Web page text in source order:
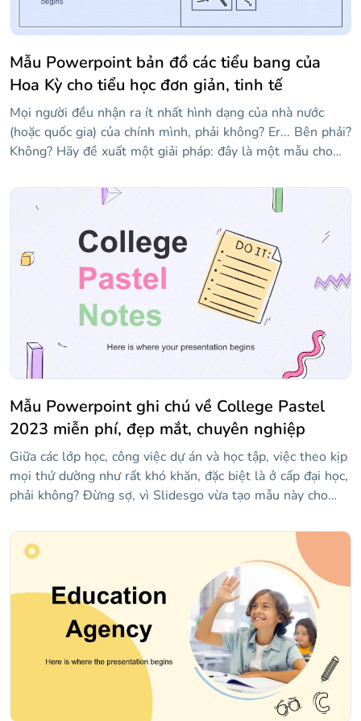
Mẫu Powerpoint bản đồ các tiểu bang của
Hoa Kỳ cho tiểu học đơn giản, tinh tế
Mọi người đều nhận ra ít nhất hình dạng của nhà nước
(hoặc quốc gia) của chính mình, phải không? Er... Bên phải?
Không? Hãy đề xuất một giải pháp: đây là một mẫu cho
giảng dạy tất cả 50 tiểu bang của Hoa Kỳ. Nó có nhiều bản
đồ của các tiểu bang khác nhau! Vì chúng tôi đã sử dụng
tông màu xanh lam, mọi thứ đều ổn, êm dịu, nhẹ nhàng...
Này, hãy thức dậy, chúng ta đang ở giữa lớp! Nếu bạn thấy
một số trạng thái bị thiếu, hãy kiểm tra các trang trình bày
ở cuối mẫu, nơi bạn sẽ tìm thấy các liên kết đến phần còn
lại của chúng!
Mẫu Powerpoint ghi chú về College Pastel
2023 miễn phí, đẹp mắt, chuyên nghiệp
Giữa các lớp học, công việc dự án và học tập, việc theo kịp
mọi thứ dường như rất khó khăn, đặc biệt là ở cấp đại học,
phải không? Đừng sợ, vì Slidesgo vừa tạo mẫu này cho
pastel tươi sáng và nhiều hình minh họa giống như hình
vẽ nguệch ngoạc — một nét thú vị luôn được chào đón!
Tất cả các bố cục đều chứa các mảnh giấy hoặc ghi chú
dính, nơi bạn có thể viết bất cứ điều gì bạn cần nhớ. Sự
kết hợp tuyệt vời này sẽ khiến bạn lưu giữ thông tin đó
trong một thời gian dài!